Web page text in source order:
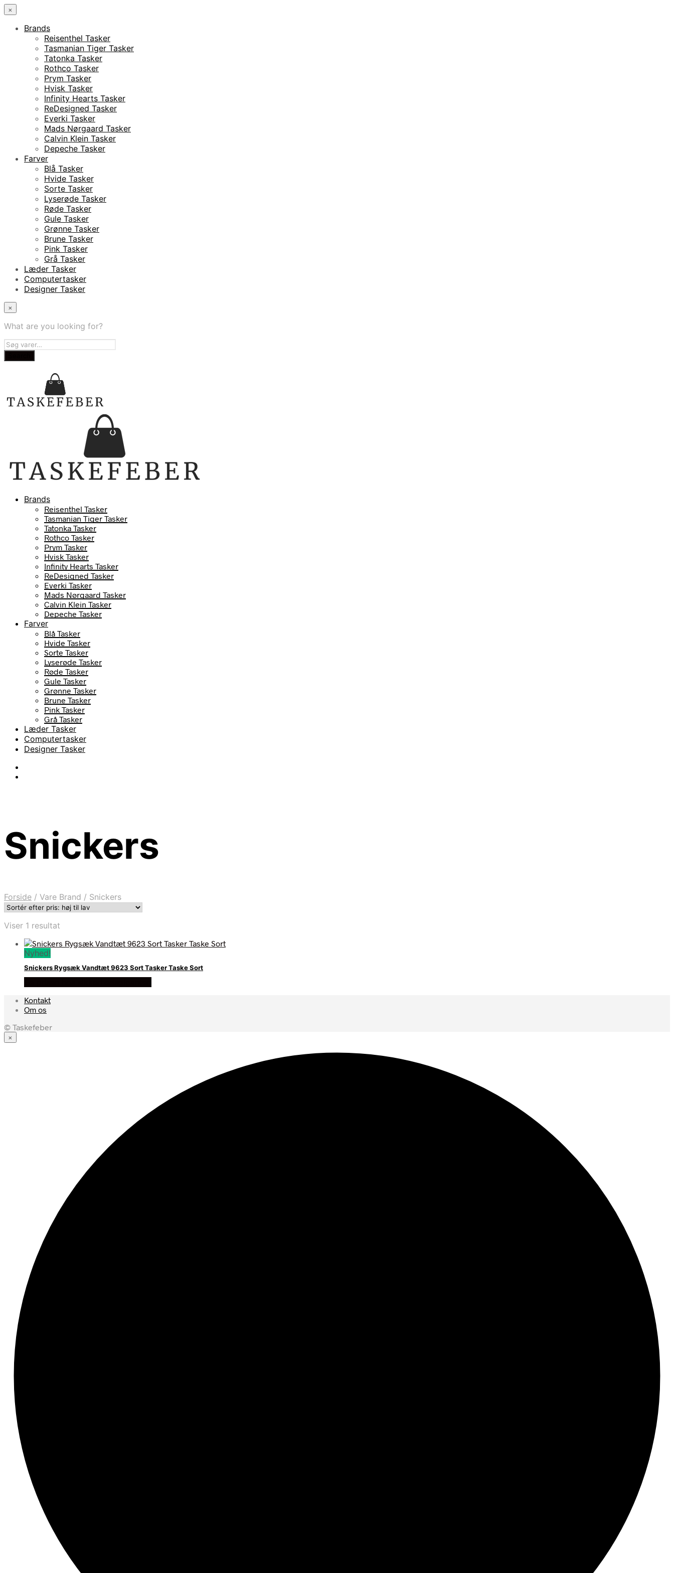
×
Brands
Reisenthel Tasker
Tasmanian Tiger Tasker
Tatonka Tasker
Rothco Tasker
Prym Tasker
Hvisk Tasker
Infinity Hearts Tasker
ReDesigned Tasker
Everki Tasker
Mads Nørgaard Tasker
Calvin Klein Tasker
Depeche Tasker
Farver
Blå Tasker
Hvide Tasker
Sorte Tasker
Lyserøde Tasker
Røde Tasker
Gule Tasker
Grønne Tasker
Brune Tasker
Pink Tasker
Grå Tasker
Læder Tasker
Computertasker
Designer Tasker
×
What are you looking for?
Brands
Reisenthel Tasker
Tasmanian Tiger Tasker
Tatonka Tasker
Rothco Tasker
Prym Tasker
Hvisk Tasker
Infinity Hearts Tasker
ReDesigned Tasker
Everki Tasker
Mads Nørgaard Tasker
Calvin Klein Tasker
Depeche Tasker
Farver
Blå Tasker
Hvide Tasker
Sorte Tasker
Lyserøde Tasker
Røde Tasker
Gule Tasker
Grønne Tasker
Brune Tasker
Pink Tasker
Grå Tasker
Læder Tasker
Computertasker
Designer Tasker
Snickers
Forside / Vare Brand / Snickers
Viser 1 resultat
Nyhed!
Snickers Rygsæk Vandtæt 9623 Sort Tasker Taske Sort
Kontakt
Om os
© Taskefeber
×